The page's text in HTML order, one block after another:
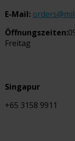
E-Mail:
Öffnungszeiten:
Freitag
Singapur
+65 3158 9911